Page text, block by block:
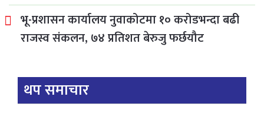
भू-प्रशासन कार्यालय नुवाकोटमा १० करोडभन्दा बढी
राजस्व संकलन, ७४ प्रतिशत बेरुजु फर्छयौट
थप समाचार